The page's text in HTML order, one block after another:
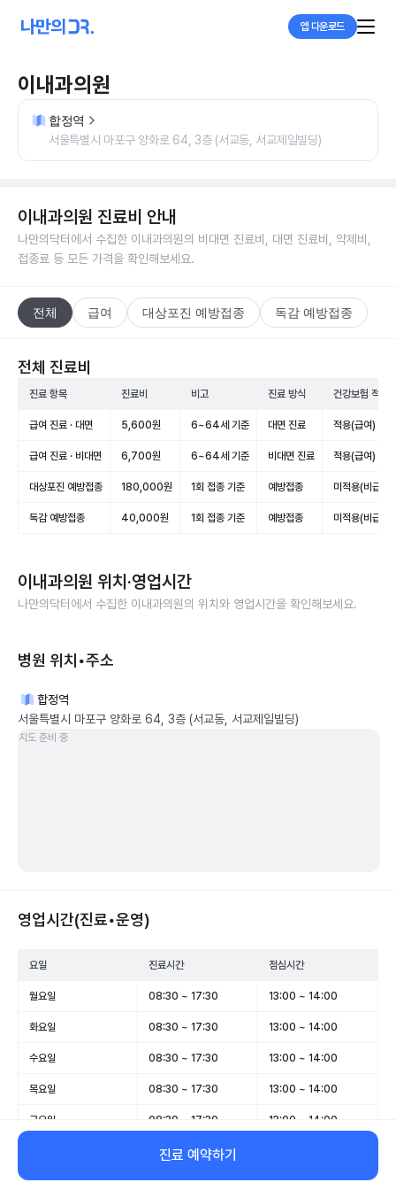
앱 다운로드
이내과의원
합정역
서울특별시 마포구 양화로 64, 3층 (서교동, 서교제일빌딩)
이내과의원 진료비 안내
나만의닥터에서 수집한 이내과의원의 비대면 진료비, 대면 진료비, 약제비,
접종료 등 모든 가격을 확인해보세요.
전체 급여 대상포진 예방접종 독감 예방접종
전체 진료비
진료 항목 진료비 비고 진료 방식 건강보험 적용
급여 진료 · 대면 5,600원 6~64세 기준 대면 진료 적용(급여)
급여 진료 · 비대면 6,700원 6~64세 기준 비대면 진료 적용(급여)
대상포진 예방접종 180,000원 1회 접종 기준 예방접종 미적용(비급여)
독감 예방접종 40,000원 1회 접종 기준 예방접종 미적용(비급여)
이내과의원 위치·영업시간
나만의닥터에서 수집한 이내과의원의 위치와 영업시간을 확인해보세요.
병원 위치•주소
합정역
서울특별시 마포구 양화로 64, 3층 (서교동, 서교제일빌딩)
지도 준비 중
영업시간(진료•운영)
요일 진료시간 점심시간
월요일 08:30 ~ 17:30 13:00 ~ 14:00
화요일 08:30 ~ 17:30 13:00 ~ 14:00
수요일 08:30 ~ 17:30 13:00 ~ 14:00
목요일 08:30 ~ 17:30 13:00 ~ 14:00
금요일 08:30 ~ 17:30 13:00 ~ 14:00
08:00 ~ 13:00
일요일 휴무 -
진료 예약하기